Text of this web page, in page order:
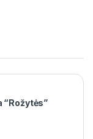
“Rožytės”